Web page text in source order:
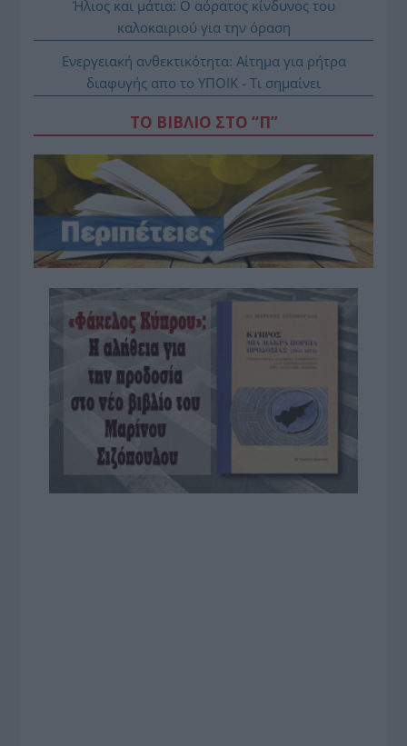
Ήλιος και μάτια: Ο αόρατος κίνδυνος του
καλοκαιριού για την όραση
Ενεργειακή ανθεκτικότητα: Αίτημα για ρήτρα
διαφυγής απο το ΥΠΟΙΚ - Τι σημαίνει
ΤΟ ΒΙΒΛΙΟ ΣΤΟ “Π”